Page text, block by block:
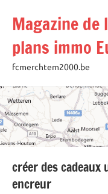
contenu
Magazine
plans immo
fcmerchtem2000.be
créer des cadeaux
encreur